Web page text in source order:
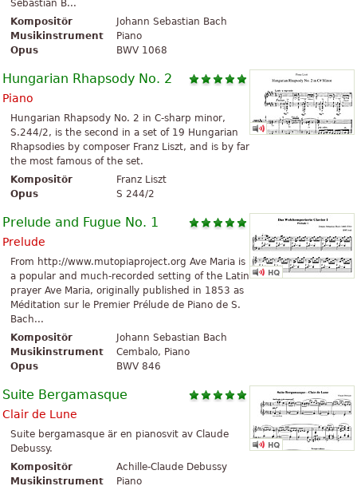
Sebastian B...
Kompositör
Johann Sebastian Bach
Musikinstrument
Piano
Opus
BWV 1068
Hungarian Rhapsody No. 2
Piano
Hungarian Rhapsody No. 2 in C-sharp minor,
S.244/2, is the second in a set of 19 Hungarian
Rhapsodies by composer Franz Liszt, and is by far
the most famous of the set.
Kompositör
Franz Liszt
Opus
S 244/2
Prelude and Fugue No. 1
Prelude
From http://www.mutopiaproject.org Ave Maria is
a popular and much-recorded setting of the Latin
prayer Ave Maria, originally published in 1853 as
Méditation sur le Premier Prélude de Piano de S.
Bach...
Kompositör
Johann Sebastian Bach
Musikinstrument
Cembalo, Piano
Opus
BWV 846
Suite Bergamasque
Clair de Lune
Suite bergamasque är en pianosvit av Claude
Debussy.
Kompositör
Achille-Claude Debussy
Musikinstrument
Piano